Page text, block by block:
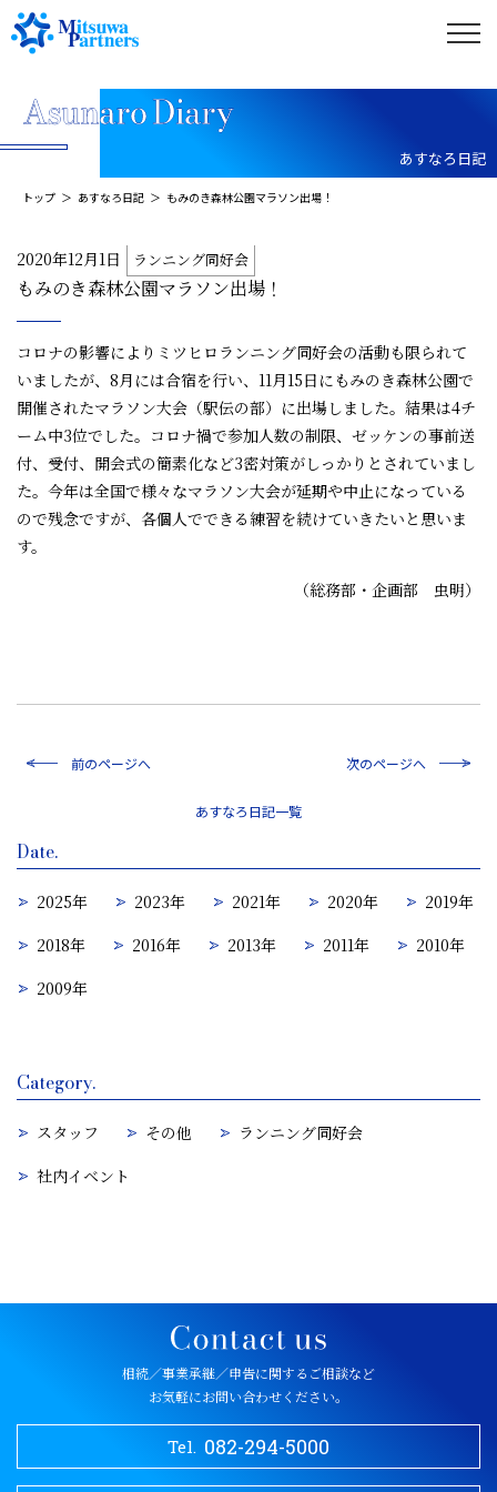
あすなろ日記
トップ あすなろ日記 もみのき森林公園マラソン出場！
2020年12月1日 ランニング同好会
もみのき森林公園マラソン出場！
コロナの影響によりミツヒロランニング同好会の活動も限られて
いましたが、8月には合宿を行い、11月15日にもみのき森林公園で
開催されたマラソン大会（駅伝の部）に出場しました。結果は4チ
ーム中3位でした。コロナ禍で参加人数の制限、ゼッケンの事前送
付、受付、開会式の簡素化など3密対策がしっかりとされていまし
た。今年は全国で様々なマラソン大会が延期や中止になっている
ので残念ですが、各個人でできる練習を続けていきたいと思いま
す。
（総務部・企画部 虫明）
前のページへ
一覧
次のページへ
Date.
2025年 2023年 2021年 2020年
2019年
2018年
2016年 2013年 2011年
2010年
2009年
Category.
スタッフ その他
ランニング同好会
社内イベント
相続／事業承継／申告に関するご相談など
お気軽にお問い合わせください。
Tel. 082-294-5000